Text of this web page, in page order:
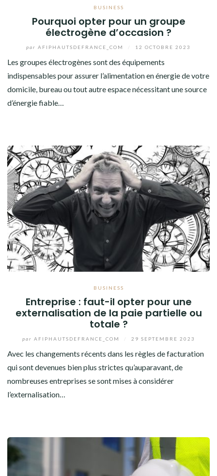
BUSINESS
Pourquoi opter pour un groupe
électrogène d’occasion ?
par AFIPHAUTSDEFRANCE_COM 12 OCTOBRE 2023
Les groupes électrogènes sont des équipements
indispensables pour assurer l’alimentation en énergie de votre
domicile, bureau ou tout autre espace nécessitant une source
d’énergie fiable…
BUSINESS
Entreprise : faut-il opter pour une
externalisation de la paie partielle ou
totale ?
par AFIPHAUTSDEFRANCE_COM 29 SEPTEMBRE 2023
Avec les changements récents dans les règles de facturation
qui sont devenues bien plus strictes qu’auparavant, de
nombreuses entreprises se sont mises à considérer
l’externalisation…